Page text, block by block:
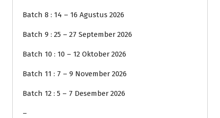
Batch 8 : 14 – 16 Agustus 2026
Batch 9 : 25 – 27 September 2026
Batch 10 : 10 – 12 Oktober 2026
Batch 11 : 7 – 9 November 2026
Batch 12 : 5 – 7 Desember 2026
–